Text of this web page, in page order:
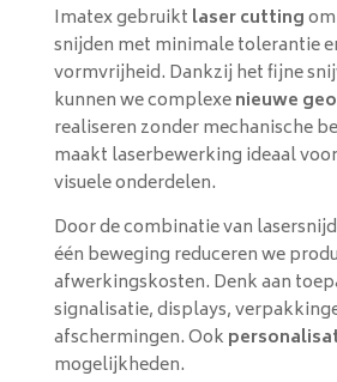
Imatex gebruikt laser cutting
snijden met minimale tolerantie
vormvrijheid. Dankzij het fijne
kunnen we complexenieuwe
realiseren zonder mechanische
maakt laserbewerking ideaal
visuele onderdelen.
Door de combinatie van
één beweging reduceren we
afwerkingskosten. Denk aan
signalisatie, displays,
afschermingen. Ook
mogelijkheden.